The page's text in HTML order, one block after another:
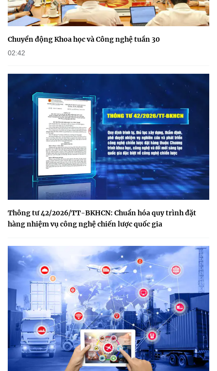
Chuyển động Khoa học và Công nghệ tuần 30
02:42
Thông tư 42/2026/TT-BKHCN: Chuẩn hóa quy trình đặt
hàng nhiệm vụ công nghệ chiến lược quốc gia